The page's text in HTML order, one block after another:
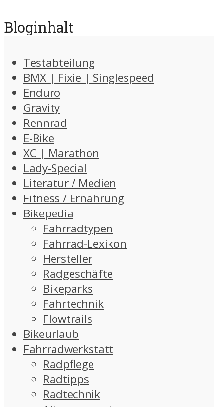
Bloginhalt
Testabteilung
BMX | Fixie | Singlespeed
Enduro
Gravity
Rennrad
E-Bike
XC | Marathon
Lady-Special
Literatur / Medien
Fitness / Ernährung
Bikepedia
Fahrradtypen
Fahrrad-Lexikon
Hersteller
Radgeschäfte
Bikeparks
Fahrtechnik
Flowtrails
Bikeurlaub
Fahrradwerkstatt
Radpflege
Radtipps
Radtechnik